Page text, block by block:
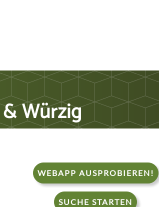
Würzig
WEBAPP AUSPROBIEREN!
SUCHE STARTEN